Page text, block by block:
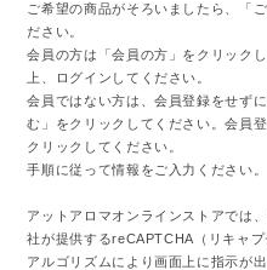
ご希望の商品がそろいましたら、「
ださい。
会員の方は「会員の方」をクリック
上、ログインしてください。
会員ではない方は、会員登録をせず
む」をクリックしてください。会員
クリックしてください。
手順に従って情報をご入力ください。
アットアロマオンラインストアでは
社が提供するreCAPTCHA（リキャ
アルゴリズムにより画面上に指示が